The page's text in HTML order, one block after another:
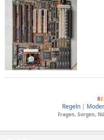
RE
Regeln|
Fragen, Sorgen,